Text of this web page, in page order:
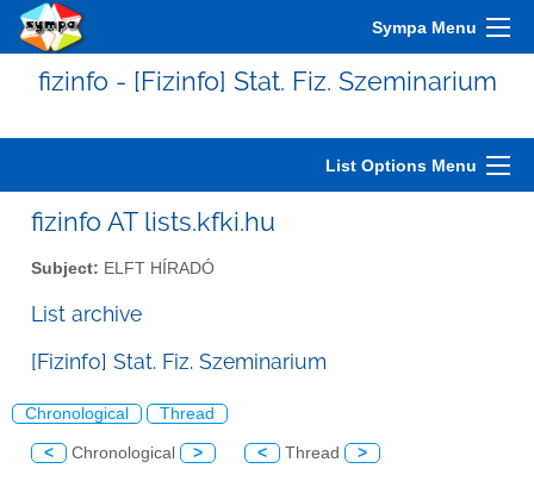
Sympa Menu
fizinfo - [Fizinfo] Stat. Fiz. Szeminarium
List Options Menu
fizinfo AT lists.kfki.hu
Subject: ELFT HÍRADÓ
List archive
[Fizinfo] Stat. Fiz. Szeminarium
Chronological Thread
< Chronological > < Thread >